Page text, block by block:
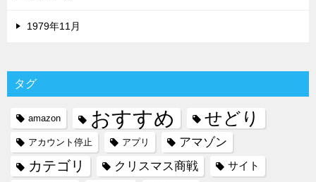
1979年11月
タグ
amazon おすすめ せどり
アカウント停止 アプリ アマゾン
カテゴリ クリスマス商戦 サイト